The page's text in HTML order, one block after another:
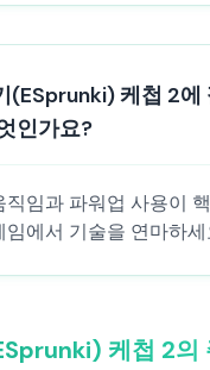
(ESprunki) 케첩 2에
인가요?
직임과 파워업 사용이
임에서 기술을 연마하세
케첩 2의